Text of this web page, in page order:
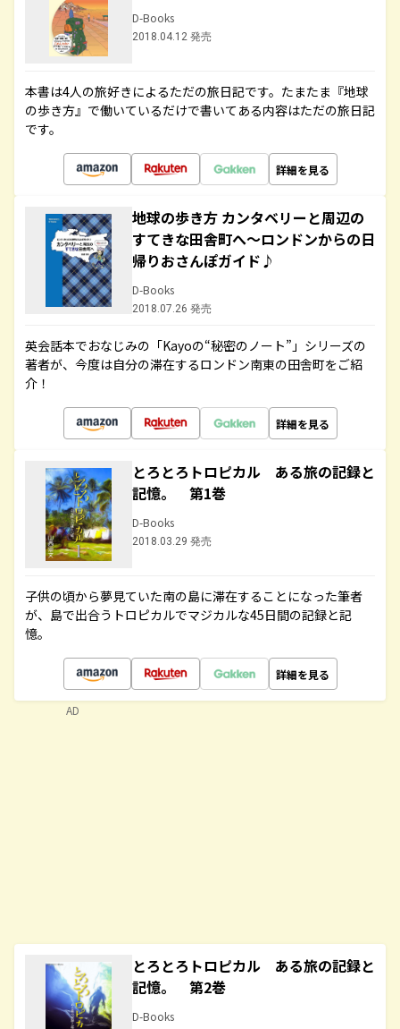
D-Books
2018.04.12 発売
本書は4人の旅好きによるただの旅日記です。たまたま『地球
の歩き方』で働いているだけで書いてある内容はただの旅日記
です。
詳細を見る
地球の歩き方 カンタベリーと周辺の
すてきな田舎町へ～ロンドンからの日
帰りおさんぽガイド♪
D-Books
2018.07.26 発売
英会話本でおなじみの「Kayoの“秘密のノート”」シリーズの
著者が、今度は自分の滞在するロンドン南東の田舎町をご紹
介！
詳細を見る
とろとろトロピカル ある旅の記録と
記憶。 第1巻
D-Books
2018.03.29 発売
子供の頃から夢見ていた南の島に滞在することになった筆者
が、島で出合うトロピカルでマジカルな45日間の記録と記
憶。
詳細を見る
とろとろトロピカル ある旅の記録と
記憶。 第2巻
D-Books
AD